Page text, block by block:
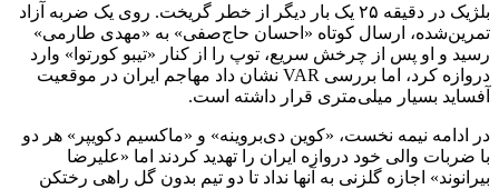
بلژیک در دقیقه ۲۵ یک بار دیگر از خطر گریخت. روی یک ضربه آزاد
تمرین‌شده، ارسال کوتاه «احسان حاج‌صفی» به «مهدی طارمی»
رسید و او پس از چرخش سریع، توپ را از کنار «تیبو کورتوا» وارد
دروازه کرد، اما بررسی VAR نشان داد مهاجم ایران در موقعیت
آفساید بسیار میلی‌متری قرار داشته است.
در ادامه نیمه نخست، «کوین دی‌بروینه» و «ماکسیم دکویپر» هر دو
با ضربات والی خود دروازه ایران را تهدید کردند اما «علیرضا
بیرانوند» اجازه گلزنی به آنها نداد تا دو تیم بدون گل راهی رختکن